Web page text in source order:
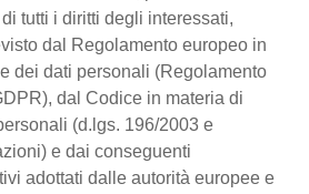
tutti i diritti degli interessati,
dal Regolamento europeo in
dei dati personali (Regolamento
dal Codice in materia di
(d.lgs. 196/2003 e
e dai conseguenti
adottati dalle autorità europee e